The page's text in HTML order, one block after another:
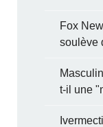
Fox
soulève
t-il une